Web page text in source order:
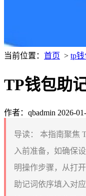
当前位置： 首页 > tp
TP钱包助
作者：qbadmin 2026-
导读：
本指南聚焦
入前准备，如确保
明操作步骤，从打
助记词依序填入对